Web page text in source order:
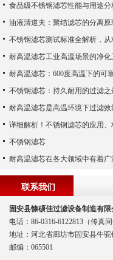
食品级不锈钢滤芯性能与用途分
耐高温滤芯工业高温场景的净化
耐高温滤芯：600度高温下的可
不锈钢滤芯：持久耐用的过滤之
不锈钢滤芯
耐高温滤芯在各大领域中有着广
联系我们
固安县慷硕佳过滤设备制造有限
电话：86-0316-6122813（传真同
地址：河北省廊坊市固安县牛驼
邮编：065501